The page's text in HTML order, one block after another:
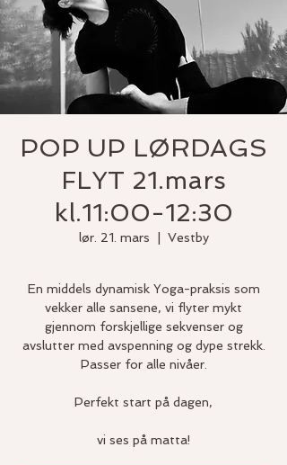
POP UP LØRDAGS
FLYT 21.mars
kl.11:00-12:30
lør. 21. mars Vestby
En middels dynamisk Yoga-praksis som
vekker alle sansene, vi flyter mykt
gjennom forskjellige sekvenser og
avslutter med avspenning og dype strekk.
Passer for alle nivåer.
Perfekt start på dagen,